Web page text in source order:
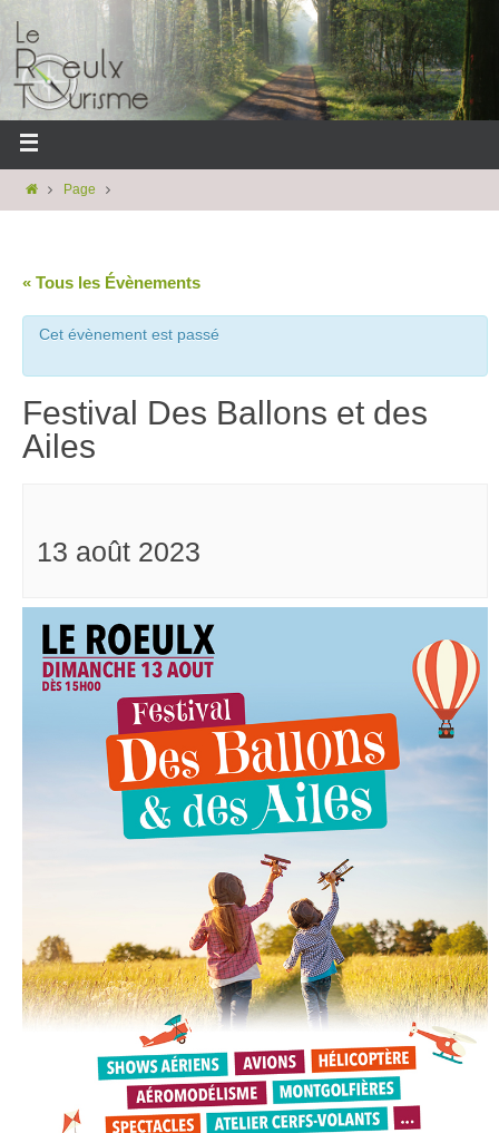
Page
« Tous les Évènements
Cet évènement est passé
Festival Des Ballons et des
Ailes
13 août 2023